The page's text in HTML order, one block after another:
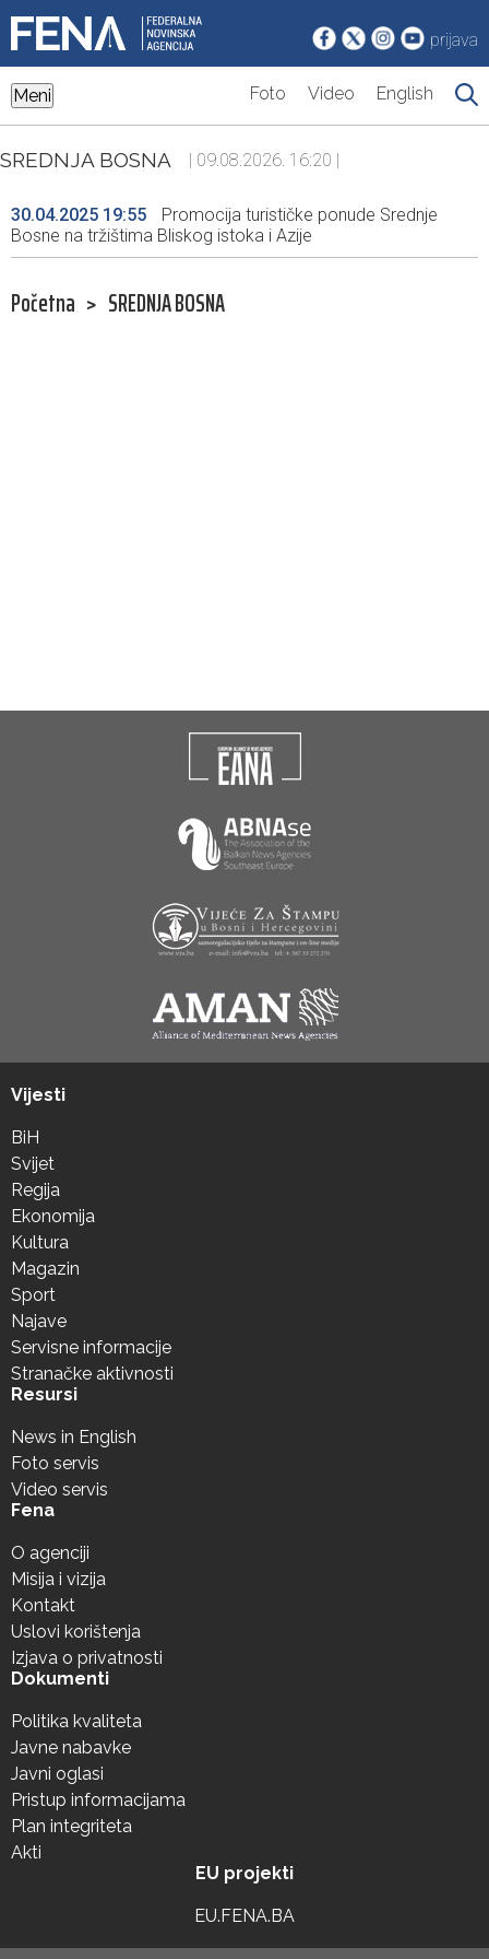
prijava
Meni Foto Video English
SREDNJA BOSNA | 09.08.2026. 16:20 |
30.04.2025 19:55
Promocija turističke ponude Srednje
Bosne na tržištima Bliskog istoka i Azije
Početna > SREDNJA BOSNA
Vijesti
BiH
Svijet
Regija
Ekonomija
Kultura
Magazin
Sport
Najave
Servisne informacije
Stranačke aktivnosti
Resursi
News in English
Foto servis
Video servis
Fena
O agenciji
Misija i vizija
Kontakt
Uslovi korištenja
Izjava o privatnosti
Dokumenti
Politika kvaliteta
Javne nabavke
Javni oglasi
Pristup informacijama
Plan integriteta
Akti
EU projekti
EU.FENA.BA